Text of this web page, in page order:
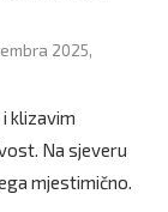
2025,
klizavim
Na sjeveru
mjestimično.